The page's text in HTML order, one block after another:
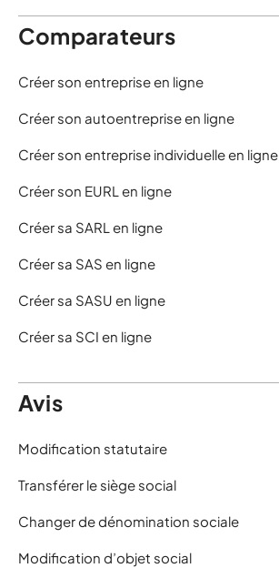
Comparateurs
Créer son entreprise en ligne
Créer son autoentreprise en ligne
Créer son entreprise individuelle en ligne
Créer son EURL en ligne
Créer sa SARL en ligne
Créer sa SAS en ligne
Créer sa SASU en ligne
Créer sa SCI en ligne
Avis
Modification statutaire
Transférer le siège social
Changer de dénomination sociale
Modification d’objet social